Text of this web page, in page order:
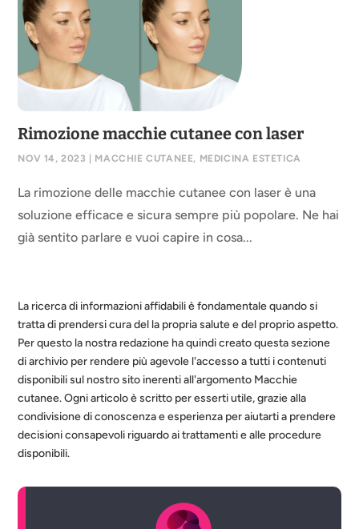
Rimozione macchie cutanee con laser
NOV 14, 2023 | MACCHIE CUTANEE, MEDICINA ESTETICA
La rimozione delle macchie cutanee con laser è una
soluzione efficace e sicura sempre più popolare. Ne hai
già sentito parlare e vuoi capire in cosa...
La ricerca di informazioni affidabili è fondamentale quando si
tratta di prendersi cura del la propria salute e del proprio aspetto.
Per questo la nostra redazione ha quindi creato questa sezione
di archivio per rendere più agevole l'accesso a tutti i contenuti
disponibili sul nostro sito inerenti all'argomento Macchie
cutanee. Ogni articolo è scritto per esserti utile, grazie alla
condivisione di conoscenza e esperienza per aiutarti a prendere
decisioni consapevoli riguardo ai trattamenti e alle procedure
disponibili.